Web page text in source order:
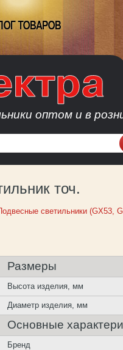
ТОВАРОВ
оптом и в
точ.
светильники (GX53,
Размеры
Высота изделия, мм
Диаметр изделия, мм
Основные
Бренд